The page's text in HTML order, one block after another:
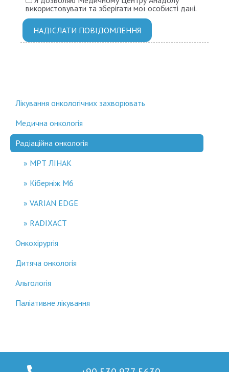
Лікування онкологічних захворювать
Медична онкологія
Радіаційна онкологія
МРТ ЛІНАК
Кіберніж М6
VARIAN EDGE
RADIXACT
Онкохірургія
Дитяча онкологія
Альгологія
Паліативне лікування
використовувати та зберігати мої особисті дані.